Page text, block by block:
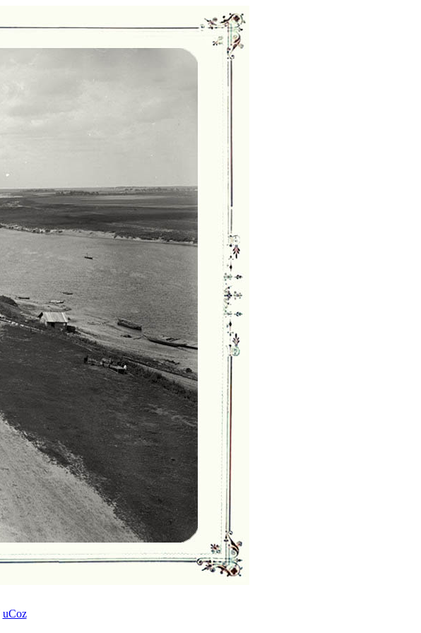
uCoz